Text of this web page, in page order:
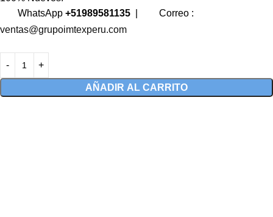
WhatsApp +51989581135
Correo :
ventas@grupoimtexperu.com
AÑADIR AL CARRITO